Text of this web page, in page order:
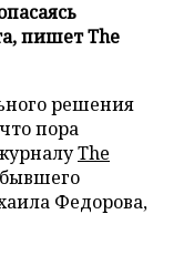
пишет The
решения
пора
The
Федорова,